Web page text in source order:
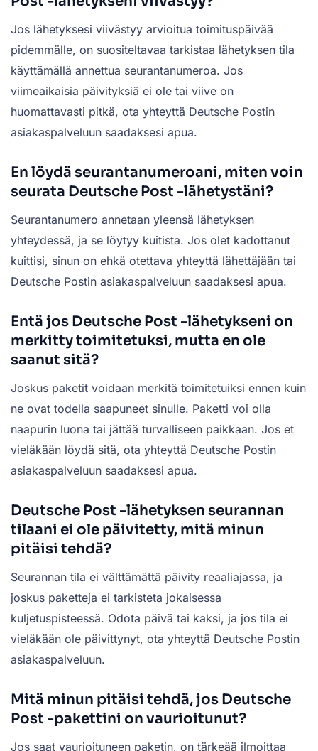
Jos lähetyksesi viivästyy arvioitua toimituspäivää
pidemmälle, on suositeltavaa tarkistaa lähetyksen tila
käyttämällä annettua seurantanumeroa. Jos
viimeaikaisia päivityksiä ei ole tai viive on
huomattavasti pitkä, ota yhteyttä Deutsche Postin
asiakaspalveluun saadaksesi apua.
En löydä seurantanumeroani, miten voin
seurata Deutsche Post -lähetystäni?
Seurantanumero annetaan yleensä lähetyksen
yhteydessä, ja se löytyy kuitista. Jos olet kadottanut
kuittisi, sinun on ehkä otettava yhteyttä lähettäjään tai
Deutsche Postin asiakaspalveluun saadaksesi apua.
Entä jos Deutsche Post -lähetykseni on
merkitty toimitetuksi, mutta en ole
saanut sitä?
Joskus paketit voidaan merkitä toimitetuiksi ennen kuin
ne ovat todella saapuneet sinulle. Paketti voi olla
naapurin luona tai jättää turvalliseen paikkaan. Jos et
vieläkään löydä sitä, ota yhteyttä Deutsche Postin
asiakaspalveluun saadaksesi apua.
Deutsche Post -lähetyksen seurannan
tilaani ei ole päivitetty, mitä minun
pitäisi tehdä?
Seurannan tila ei välttämättä päivity reaaliajassa, ja
joskus paketteja ei tarkisteta jokaisessa
kuljetuspisteessä. Odota päivä tai kaksi, ja jos tila ei
vieläkään ole päivittynyt, ota yhteyttä Deutsche Postin
asiakaspalveluun.
Mitä minun pitäisi tehdä, jos Deutsche
Post -pakettini on vaurioitunut?
Jos saat vaurioituneen paketin, on tärkeää ilmoittaa